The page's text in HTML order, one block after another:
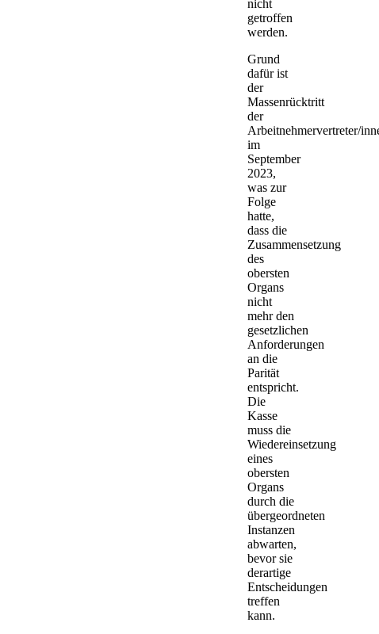
nicht
getroffen
werden.
Grund
dafür ist
der
Massenrücktritt
der
Arbeitnehmervertreter/
im
September
2023,
was zur
Folge
hatte,
dass die
Zusammensetzung
des
obersten
Organs
nicht
mehr den
gesetzlichen
Anforderungen
an die
Parität
entspricht.
Die
Kasse
muss die
Wiedereinsetzung
eines
obersten
Organs
durch die
übergeordneten
Instanzen
abwarten,
bevor sie
derartige
Entscheidungen
treffen
kann.